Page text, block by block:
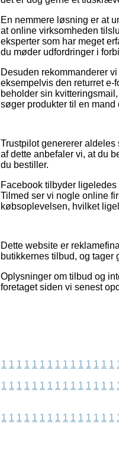
En nemmere løsning er at
at online virksomheden
eksperter som har meget
du møder udfordringer i
Desuden rekommanderer
eksempelvis den returret e-
beholder sin
søger produkter til en mand
Trustpilot genererer
af dette anbefaler vi, at du
du bestiller.
Facebook tilbyder
Tilmed ser vi nogle online
købsoplevelsen, hvilket
Dette website er
butikkernes tilbud, og tager
Oplysninger om tilbud og
foretaget siden vi senest
1 1 1 1 1 1 1 1 1 1 1 1 1 1 1
1 1 1 1 1 1 1 1 1 1 1 1 1 1 1
1 1 1 1 1 1 1 1 1 1 1 1 1 1 1